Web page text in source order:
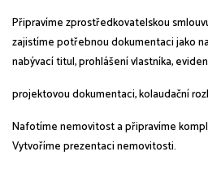
Připravíme zprostředkovatelskou
zajistíme potřebnoudokumentaci jako
nabývací titul, prohlášení vlastníka,
projektovou dokumentaci, kolaudační
Nafotíme nemovitost a připravíme
Vytvoříme prezentaci nemovitosti.